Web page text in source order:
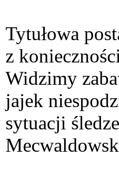
Tytułowa
z
Widzimy
jajek
sytuacji